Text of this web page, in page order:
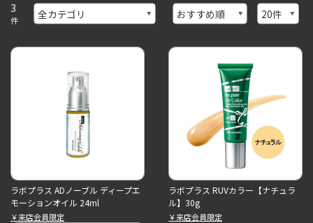
3
件
ラボプラス ADノーブル ディープエ
モーションオイル 24ml
￥来店会員限定
ラボプラス RUVカラー【ナチュラ
ル】30g
￥来店会員限定